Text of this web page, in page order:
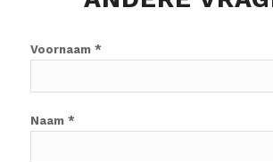
Voornaam *
Naam *